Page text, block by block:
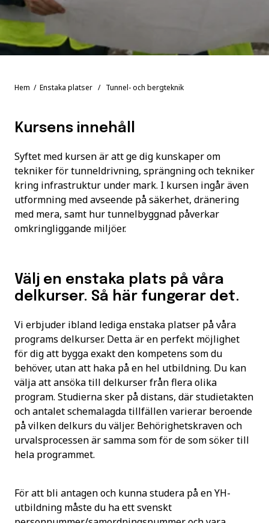
Hem / Enstaka platser / Tunnel- och bergteknik
Kursens innehåll
Syftet med kursen är att ge dig kunskaper om
tekniker för tunneldrivning, sprängning och tekniker
kring infrastruktur under mark. I kursen ingår även
utformning med avseende på säkerhet, dränering
med mera, samt hur tunnelbyggnad påverkar
omkringliggande miljöer.
Välj en enstaka plats på våra
delkurser. Så här fungerar det.
Vi erbjuder ibland lediga enstaka platser på våra
programs delkurser. Detta är en perfekt möjlighet
för dig att bygga exakt den kompetens som du
behöver, utan att haka på en hel utbildning. Du kan
välja att ansöka till delkurser från flera olika
program. Studierna sker på distans, där studietakten
och antalet schemalagda tillfällen varierar beroende
på vilken delkurs du väljer. Behörighetskraven och
urvalsprocessen är samma som för de som söker till
hela programmet.
För att bli antagen och kunna studera på en YH-
utbildning måste du ha ett svenskt